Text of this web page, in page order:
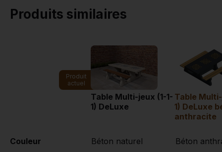
Produits similaires
Produit
actuel
Table Multi-jeux (1-1-
1) DeLuxe
Table
1) DeLuxe
anthracite
Couleur Béton naturel Béton